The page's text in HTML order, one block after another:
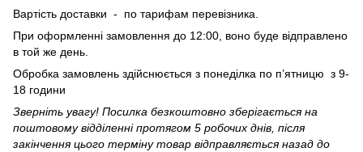
Вартість доставки - по тарифам перевізника.
При оформленні замовлення до 12:00, воно буде відправлено
в той же день.
Обробка замовлень здійснюється з понеділка по п’ятницю з 9-
18 години
Зверніть увагу! Посилка безкоштовно зберігається на
поштовому відділенні протягом 5 робочих днів, після
закінчення цього терміну товар відправляється назад до